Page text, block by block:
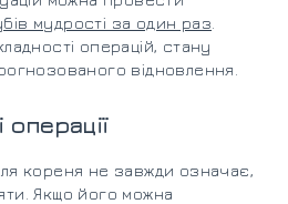
мудрості за один раз
операцій, стану
відновлення.
кореня не завжди означає,
Якщо його можна